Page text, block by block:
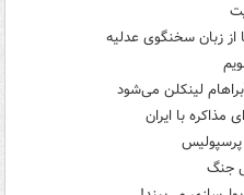
زبان سخنگوی عدلیه
لینکلن می‌شود
مذاکره با ایران
پرسپولیس
جنگ